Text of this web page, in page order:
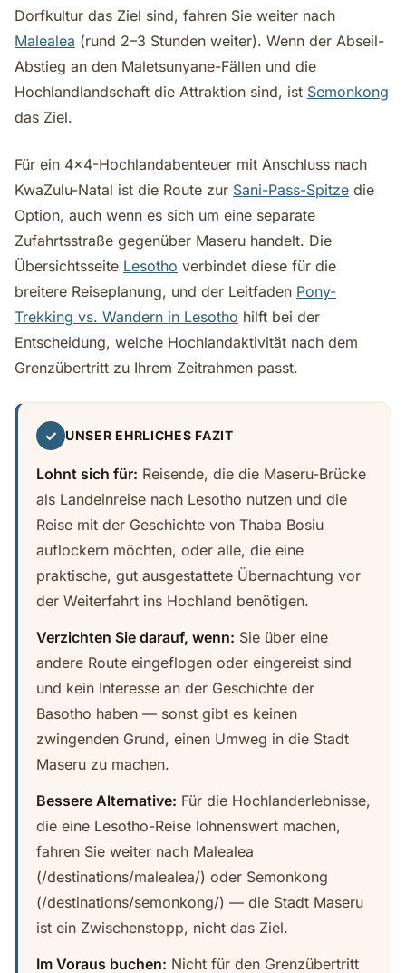
Dorfkultur das Ziel sind, fahren Sie weiter nach
Malealea (rund 2–3 Stunden weiter). Wenn der Abseil-
Abstieg an den Maletsunyane-Fällen und die
Hochlandlandschaft die Attraktion sind, ist Semonkong
das Ziel.
Für ein 4x4-Hochlandabenteuer mit Anschluss nach
KwaZulu-Natal ist die Route zur Sani-Pass-Spitze die
Option, auch wenn es sich um eine separate
Zufahrtsstraße gegenüber Maseru handelt. Die
Übersichtsseite Lesotho verbindet diese für die
breitere Reiseplanung, und der Leitfaden Pony-
Trekking vs. Wandern in Lesotho hilft bei der
Entscheidung, welche Hochlandaktivität nach dem
Grenzübertritt zu Ihrem Zeitrahmen passt.
✓ UNSER EHRLICHES FAZIT
Lohnt sich für: Reisende, die die Maseru-Brücke
als Landeinreise nach Lesotho nutzen und die
Reise mit der Geschichte von Thaba Bosiu
auflockern möchten, oder alle, die eine
praktische, gut ausgestattete Übernachtung vor
der Weiterfahrt ins Hochland benötigen.
Verzichten Sie darauf, wenn: Sie über eine
andere Route eingeflogen oder eingereist sind
und kein Interesse an der Geschichte der
Basotho haben — sonst gibt es keinen
zwingenden Grund, einen Umweg in die Stadt
Maseru zu machen.
Bessere Alternative: Für die Hochlanderlebnisse,
die eine Lesotho-Reise lohnenswert machen,
fahren Sie weiter nach Malealea
(/destinations/malealea/) oder Semonkong
(/destinations/semonkong/) — die Stadt Maseru
ist ein Zwischenstopp, nicht das Ziel.
Im Voraus buchen: Nicht für den Grenzübertritt